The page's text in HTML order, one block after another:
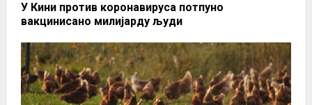
У Кини против коронавируса потпуно
вакцинисано милијарду људи